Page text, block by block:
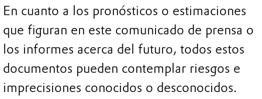
En cuanto a los pronósticos o estimaciones
que figuran en este comunicado de prensa o
los informes acerca del futuro, todos estos
documentos pueden contemplar riesgos e
imprecisiones conocidos o desconocidos.